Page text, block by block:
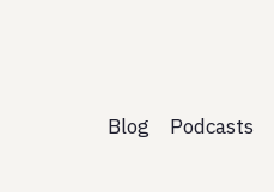
Blog
Podcasts